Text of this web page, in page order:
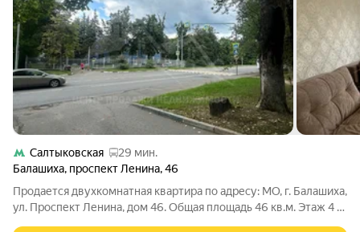
Салтыковская
29 мин.
Балашиха, проспект Ленина,46
Продается двухкомнатная квартира по адресу: МО, г. Балашиха,
ул. Проспект Ленина, дом 46. Общая площадь 46 кв.м. Этаж 4 в